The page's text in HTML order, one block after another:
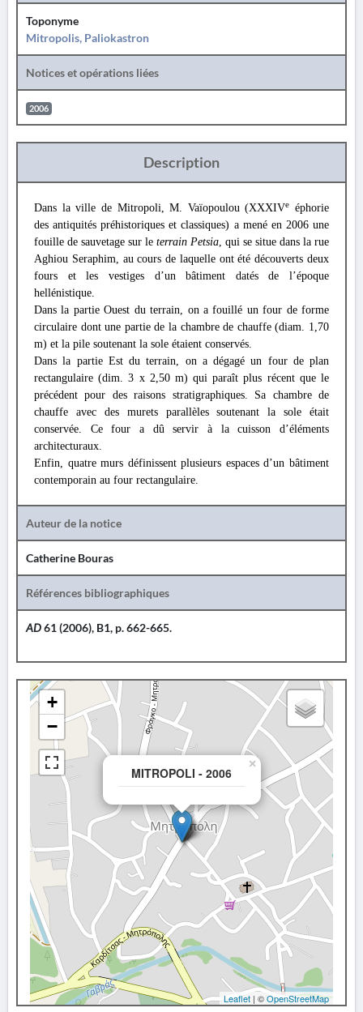
Toponyme
Mitropolis, Paliokastron
Notices et opérations liées
2006
Description
Dans la ville de Mitropoli, M. Vaïopoulou (XXXIVe
éphorie
des antiquités préhistoriques et classiques) a mené en 2006 une
fouille de sauvetage sur le terrain Petsia, qui se situe dans la rue
Aghiou Seraphim, au cours de laquelle ont été découverts deux
fours et les vestiges d’un bâtiment datés de l’époque
hellénistique.
Dans la partie Ouest du terrain, on a fouillé un four de forme
circulaire dont une partie de la chambre de chauffe (diam. 1,70
m) et la pile soutenant la sole étaient conservés.
Dans la partie Est du terrain, on a dégagé un four de plan
rectangulaire (dim. 3 x 2,50 m) qui paraît plus récent que le
précédent pour des raisons stratigraphiques. Sa chambre de
chauffe avec des murets parallèles soutenant la sole était
conservée. Ce four a dû servir à la cuisson d’éléments
architecturaux.
Enfin, quatre murs définissent plusieurs espaces d’un bâtiment
contemporain au four rectangulaire.
Auteur de la notice
Catherine Bouras
Références bibliographiques
AD61 (2006), B1, p. 662-665.
MITROPOLI - 2006
×
+
−
Leaflet | ©OpenStreetMap